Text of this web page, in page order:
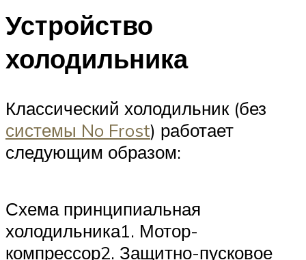
Устройство
холодильника
Классический холодильник (без
системы No Frost) работает
следующим образом:
Схема принципиальная
холодильника1. Мотор-
компрессор2. Защитно-пусковое